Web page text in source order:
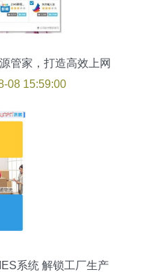
管家，打造高效上网
08 15:59:00
系统 解锁工厂生产